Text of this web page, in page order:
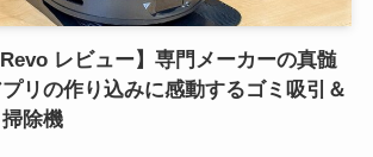
レビュー】専門メーカーの真髄
リの作り込みに感動するゴミ吸引＆
除機